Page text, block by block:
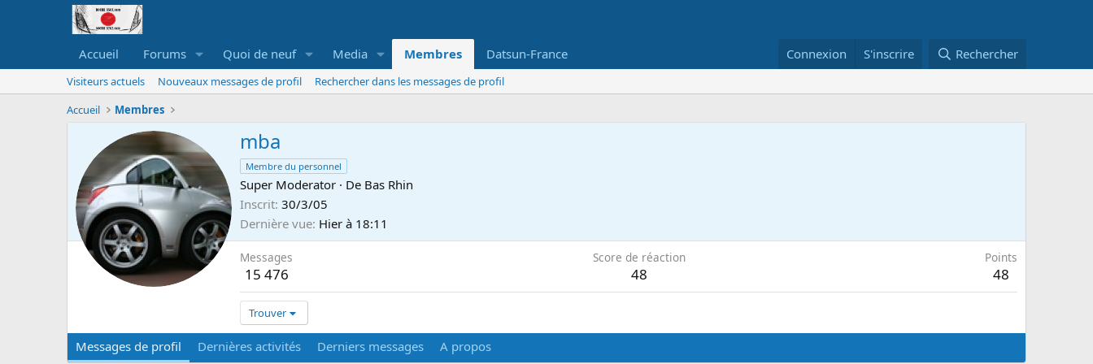
Accueil Forums Quoi de neuf Media Membres Datsun-France Connexion S'inscrire Rechercher
Visiteurs actuels Nouveaux messages de profil
Rechercher dans les messages de profil
Accueil
Membres
mba
Membre du personnel
Super Moderator · De Bas Rhin
Inscrit 30/3/05
Dernière vue Hier à 18:11
Messages
15 476
Score de réaction
48
Points
48
Trouver
Messages de profil Dernières activités Derniers messages A propos